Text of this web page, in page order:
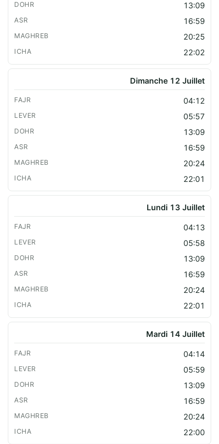
13:09
16:59
20:25
22:02
Dimanche 12 Juillet
04:12
05:57
13:09
16:59
20:24
22:01
Lundi 13 Juillet
04:13
05:58
13:09
16:59
20:24
22:01
Mardi 14 Juillet
04:14
05:59
13:09
16:59
20:24
22:00